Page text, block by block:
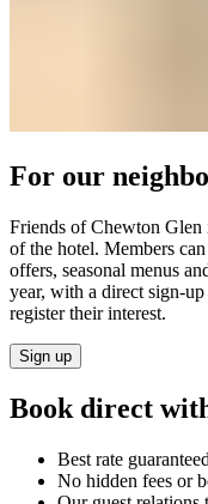
For our neighbours​​​​‌
Friends of Chewton
of the hotel. Members
offers, seasonal menus
year, with a direct sign-
register their interest. ​​​​‌ ‍ ​‍​‍‌‍ ‌ ​‍‌‍‍‌‌‍‌ ‌‍‍‌‌‍ ‍​‍​‍​ ‍‍​‍​‍‌ ​ ‌‍​‌‌‍ ‍‌‍‍‌‌ ‌​‌ ‍‌​‍ ‍‌‍‍‌‌‍ ​‍​‍​‍ ​​‍​‍‌‍‍​‌ ​‍‌‍‌‌‌‍‌‍​‍​‍​ ‍‍​‍​‍‌‍‍​‌ ‌​‌ ‌​‌ ​​‌ ​ ​ ‍‍​‍ ​‍ ‌‍ ​​‍ ‌‌‍​‌‌‍ ‍‌‍‌​​‍ ‌‌ ​‍​‍ ‌‌‍‍​‌‍ ‌ ‌​‌‍‌‌‌‍ ​‌ ​ ​‍ ‌‌ ​ ‌ ‌​‌ ‌‌‌‍‌​‌‍‍‌‌‍ ​‍ ‍‌ ‌‍‌‍‌‌‌ ​‍‌‍​ ‌‍‌‌‌‍ ​​‍ ‍‌‍​‌‌ ​​‌ ​​​‍ ‌‍‍‌‌‍ ‍‌ ‌​‌‍‌‌‌‍ ‍‌ ‌​​‍ ‌‍‌‌‌‍‌​‌‍‍‌‌ ‌​​‍ ‌‍ ‌‌‍ ‌‍‌​‌‍‌‌​ ‌‌ ​​‌ ​‍‌‍‌‌‌ ​ ‌‍‌‌‌‍ ‍‌ ‌​‌‍​‌‌ ‌​‌‍‍‌‌‍ ‌‍ ‍​ ‍ ‌‍‍‌‌‍‌​​ ‌​ ‍‌​ ​‌​ ‌‍​ ‌‍​ ‍‌‌‍‌​‌‍​‌​ ​​​‍ ‌​ ‌‍‌‍​ ‌‍​ ‌‍​ ​‍ ‌​ ‌​​ ‍‌​ ‌​​ ‌‍​‍ ‌‌‍​‌​ ​‍​ ‌ ​ ‌​​‍ ‌‌‍​‌‌‍​ ‌‍​‍​ ‍‌‌‍​‍​ ​ ‌‍‌‌‌‍​ ​ ​ ‌‍‌​​ ‌ ‌‍​ ​ ‍ ‌ ‌​‌ ‍‌‌ ​​‌‍‌‌​ ‌‌‍‍​‌‍ ‌ ‌​‌‍‌‌‌‍ ​‌‌​ ‌‍‍‌‌ ‌​‌‍‌‌‌‌​​‌‍​‌‌‍‌ ‌‍‌‌​ ‍ ‌ ​​‌‍​‌‌ ‌​‌‍‍​​ ‌‌ ​​‌‍​‌‌‍‌ ‌‍‌‌‌​​‍‌ ‌‌‌‍‍‌‌‍ ​‌‍‌​‌‍‌‌‌ ​‍​‍‌‌​ ‌‌‌​​‍‌‌ ‌‍‍ ‌‍‌‌‌ ‍‌​‍‌‌​ ​ ‌​‌​​‍‌‌​ ​ ‌​‌​​‍‌‌​ ​‍​ ​‍​ ​​​ ‍‌​ ‍​​ ​‌‌‍‌‍‌‍​‍​ ‍​​ ‌‌​ ‌‍​ ​‌‌‍‌​​ ​ ​‍‌‌​ ​‍​ ​‍​‍‌‌​ ‌‌‌​‌​​‍ ‍‌‍​‍‌‍ ‌‍‌​‌ ‍‌​ ‌‍​‍‌‍​‌‌ ​ ‌‍‌‌‌‌‌‌‌ ​‍‌‍ ​​ ‌‌‍‍​‌ ‌​‌ ‌​‌ ​​‌ ​ ​‍‌‌​ ​ ‌​​‌​‍‌‌​ ​‍‌​‌‍​‍‌‌​ ​‍‌​‌‍‌‍ ​​‍ ‌‌‍​‌‌‍ ‍‌‍‌​​‍ ‌‌ ​‍​‍ ‌‌‍‍​‌‍ ‌ ‌​‌‍‌‌‌‍ ​‌ ​ ​‍ ‌‌ ​ ‌ ‌​‌ ‌‌‌‍‌​‌‍‍‌‌‍ ​‍ ‍‌ ‌‍‌‍‌‌‌ ​‍‌‍​ ‌‍‌‌‌‍ ​​‍ ‍‌‍​‌‌ ​​‌ ​​​‍‌‍‌‍‍‌‌‍‌​​ ‌​ ‍‌​ ​‌​ ‌‍​ ‌‍​ ‍‌‌‍‌​‌‍​‌​ ​​​‍ ‌​ ‌‍‌‍​ ‌‍​ ‌‍​ ​‍ ‌​ ‌​​ ‍‌​ ‌​​ ‌‍​‍ ‌‌‍​‌​ ​‍​ ‌ ​ ‌​​‍ ‌‌‍​‌‌‍​ ‌‍​‍​ ‍‌‌‍​‍​ ​ ‌‍‌‌‌‍​ ​ ​ ‌‍‌​​ ‌ ‌‍​ ​‍‌‍‌ ‌​‌ ‍‌‌ ​​‌‍‌‌​ ‌‌‍‍​‌‍ ‌ ‌​‌‍‌‌‌‍ ​‌‌​ ‌‍‍‌‌ ‌​‌‍‌‌‌‌​​‌‍​‌‌‍‌ ‌‍‌‌​‍‌‍‌ ​​‌‍​‌‌ ‌​‌‍‍​​ ‌‌ ​​‌‍​‌‌‍‌ ‌‍‌‌‌​​‍‌ ‌‌‌‍‍‌‌‍ ​‌‍‌​‌‍‌‌‌ ​‍​‍‌‌​ ‌‌‌​​‍‌‌ ‌‍‍ ‌‍‌‌‌ ‍‌​‍‌‌​ ​ ‌​‌​​‍‌‌​ ​ ‌​‌​​‍‌‌​ ​‍​ ​‍​ ​​​ ‍‌​ ‍​​ ​‌‌‍‌‍‌‍​‍​ ‍​​ ‌‌​ ‌‍​ ​‌‌‍‌​​ ​ ​‍‌‌​ ​‍​ ​‍​‍‌‌​ ‌‌‌​‌​​‍ ‍‌‍​‍‌‍ ‌‍‌​‌ ‍‌​‍‌‍‌ ​​‌‍‌‌‌ ​‍‌ ​ ‌ ​​‌‍‌‌‌‍​ ‌ ‌​‌‍‍‌‌ ‌‍‌‍‌‌​ ‌‌ ​​‌ ‌‌‌‍​‍‌‍ ​‌‍‍‌‌ ​ ‌‍‍​‌‍‌‌‌‍‌​​‍​‍‌ ‌
Sign up​​​​‌ ‍ ​‍​‍‌‍ ‌ ​‍‌‍‍‌‌‍‌ ‌‍‍‌‌‍ ‍​‍​‍​ ‍‍​‍​‍‌ ​ ‌‍​‌‌‍ ‍‌‍‍‌‌ ‌​‌ ‍‌​‍ ‍‌‍‍‌‌‍ ​‍​‍​‍ ​​‍​‍‌‍‍​‌ ​‍‌‍‌‌‌‍‌‍​‍​‍​ ‍‍​‍​‍‌‍‍​‌ ‌​‌ ‌​‌ ​​‌ ​ ​ ‍‍​‍ ​‍ ‌‍ ​​‍ ‌‌‍​‌‌‍ ‍‌‍‌​​‍ ‌‌ ​‍​‍ ‌‌‍‍​‌‍ ‌ ‌​‌‍‌‌‌‍ ​‌ ​ ​‍ ‌‌ ​ ‌ ‌​‌ ‌‌‌‍‌​‌‍‍‌‌‍ ​‍ ‍‌ ‌‍‌‍‌‌‌ ​‍‌‍​ ‌‍‌‌‌‍ ​​‍ ‍‌‍​‌‌ ​​‌ ​​​‍ ‌‍‍‌‌‍ ‍‌ ‌​‌‍‌‌‌‍ ‍‌ ‌​​‍ ‌‍‌‌‌‍‌​‌‍‍‌‌ ‌​​‍ ‌‍ ‌‌‍ ‌‍‌​‌‍‌‌​ ‌‌ ​​‌ ​‍‌‍‌‌‌ ​ ‌‍‌‌‌‍ ‍‌ ‌​‌‍​‌‌ ‌​‌‍‍‌‌‍ ‌‍ ‍​ ‍ ‌‍‍‌‌‍‌​​ ‌​ ‍‌​ ​‌​ ‌‍​ ‌‍​ ‍‌‌‍‌​‌‍​‌​ ​​​‍ ‌​ ‌‍‌‍​ ‌‍​ ‌‍​ ​‍ ‌​ ‌​​ ‍‌​ ‌​​ ‌‍​‍ ‌‌‍​‌​ ​‍​ ‌ ​ ‌​​‍ ‌‌‍​‌‌‍​ ‌‍​‍​ ‍‌‌‍​‍​ ​ ‌‍‌‌‌‍​ ​ ​ ‌‍‌​​ ‌ ‌‍​ ​ ‍ ‌ ‌​‌ ‍‌‌ ​​‌‍‌‌​ ‌‌‍‍​‌‍ ‌ ‌​‌‍‌‌‌‍ ​‌‌​ ‌‍‍‌‌ ‌​‌‍‌‌‌‌​​‌‍​‌‌‍‌ ‌‍‌‌​ ‍ ‌ ​​‌‍​‌‌ ‌​‌‍‍​​ ‌‌ ​​‌‍​‌‌‍‌ ‌‍‌‌‌​​‍‌ ‌‌‌‍‍‌‌‍ ​‌‍‌​‌‍‌‌‌ ​‍​‍‌‌​ ‌‌‌​​‍‌‌ ‌‍‍ ‌‍‌‌‌ ‍‌​‍‌‌​ ​ ‌​‌​​‍‌‌​ ​ ‌​‌​​‍‌‌​ ​‍​ ​‍​ ​​​ ‍‌​ ‍​​ ​‌‌‍‌‍‌‍​‍​ ‍​​ ‌‌​ ‌‍​ ​‌‌‍‌​​ ​ ​‍‌‌​ ​‍​ ​‍​‍‌‌​ ‌‌‌​‌​​‍ ‍‌ ​ ‌‍‌‌‌‍​ ‌‍ ‌‍ ‍‌‍‌​‌‍​‌‌ ​‍‌ ‍‌‌​​ ‌ ‌​‌‍​‌​‍ ‍‌‍ ​‌‍​‌‌‍​‍‌‍‌‌‌‍ ​​ ‌‍​‍‌‍​‌‌ ​ ‌‍‌‌‌‌‌‌‌ ​‍‌‍ ​​ ‌‌‍‍​‌ ‌​‌ ‌​‌ ​​‌ ​ ​‍‌‌​ ​ ‌​​‌​‍‌‌​ ​‍‌​‌‍​‍‌‌​ ​‍‌​‌‍‌‍ ​​‍ ‌‌‍​‌‌‍ ‍‌‍‌​​‍ ‌‌ ​‍​‍ ‌‌‍‍​‌‍ ‌ ‌​‌‍‌‌‌‍ ​‌ ​ ​‍ ‌‌ ​ ‌ ‌​‌ ‌‌‌‍‌​‌‍‍‌‌‍ ​‍ ‍‌ ‌‍‌‍‌‌‌ ​‍‌‍​ ‌‍‌‌‌‍ ​​‍ ‍‌‍​‌‌ ​​‌ ​​​‍‌‍‌‍‍‌‌‍‌​​ ‌​ ‍‌​ ​‌​ ‌‍​ ‌‍​ ‍‌‌‍‌​‌‍​‌​ ​​​‍ ‌​ ‌‍‌‍​ ‌‍​ ‌‍​ ​‍ ‌​ ‌​​ ‍‌​ ‌​​ ‌‍​‍ ‌‌‍​‌​ ​‍​ ‌ ​ ‌​​‍ ‌‌‍​‌‌‍​ ‌‍​‍​ ‍‌‌‍​‍​ ​ ‌‍‌‌‌‍​ ​ ​ ‌‍‌​​ ‌ ‌‍​ ​‍‌‍‌ ‌​‌ ‍‌‌ ​​‌‍‌‌​ ‌‌‍‍​‌‍ ‌ ‌​‌‍‌‌‌‍ ​‌‌​ ‌‍‍‌‌ ‌​‌‍‌‌‌‌​​‌‍​‌‌‍‌ ‌‍‌‌​‍‌‍‌ ​​‌‍​‌‌ ‌​‌‍‍​​ ‌‌ ​​‌‍​‌‌‍‌ ‌‍‌‌‌​​‍‌ ‌‌‌‍‍‌‌‍ ​‌‍‌​‌‍‌‌‌ ​‍​‍‌‌​ ‌‌‌​​‍‌‌ ‌‍‍ ‌‍‌‌‌ ‍‌​‍‌‌​ ​ ‌​‌​​‍‌‌​ ​ ‌​‌​​‍‌‌​ ​‍​ ​‍​ ​​​ ‍‌​ ‍​​ ​‌‌‍‌‍‌‍​‍​ ‍​​ ‌‌​ ‌‍​ ​‌‌‍‌​​ ​ ​‍‌‌​ ​‍​ ​‍​‍‌‌​ ‌‌‌​‌​​‍ ‍‌ ​ ‌‍‌‌‌‍​ ‌‍ ‌‍ ‍‌‍‌​‌‍​‌‌ ​‍‌ ‍‌‌​​ ‌ ‌​‌‍​‌​‍ ‍‌‍ ​‌‍​‌‌‍​‍‌‍‌‌‌‍ ​​‍‌‍‌ ​​‌‍‌‌‌ ​‍‌ ​ ‌ ​​‌‍‌‌‌‍​ ‌ ‌​‌‍‍‌‌ ‌‍‌‍‌‌​ ‌‌ ​​‌ ‌‌‌‍​‍‌‍ ​‌‍‍‌‌ ​ ‌‍‍​‌‍‌‌‌‍‌​​‍​‍‌ ‌
Book direct with Chewton Glen​​​​‌
Best rate guaranteed​​​​‌ ‍ ​‍​‍‌‍ ‌ ​‍‌‍‍‌‌‍‌ ‌‍‍‌‌‍ ‍​‍​‍​ ‍‍​‍​‍‌ ​ ‌‍​‌‌‍ ‍‌‍‍‌‌ ‌​‌ ‍‌​‍ ‍‌‍‍‌‌‍ ​‍​‍​‍ ​​‍​‍‌‍‍​‌ ​‍‌‍‌‌‌‍‌‍​‍​‍​ ‍‍​‍​‍‌‍‍​‌ ‌​‌ ‌​‌ ​​‌ ​ ​ ‍‍​‍ ​‍ ‌‍ ​​‍ ‌‌‍​‌‌‍ ‍‌‍‌​​‍ ‌‌ ​‍​‍ ‌‌‍‍​‌‍ ‌ ‌​‌‍‌‌‌‍ ​‌ ​ ​‍ ‌‌ ​ ‌ ‌​‌ ‌‌‌‍‌​‌‍‍‌‌‍ ​‍ ‍‌ ‌‍‌‍‌‌‌ ​‍‌‍​ ‌‍‌‌‌‍ ​​‍ ‍‌‍​‌‌ ​​‌ ​​​‍ ‌‍‍‌‌‍ ‍‌ ‌​‌‍‌‌‌‍ ‍‌ ‌​​‍ ‌‍‌‌‌‍‌​‌‍‍‌‌ ‌​​‍ ‌‍ ‌‌‍ ‌‍‌​‌‍‌‌​ ‌‌ ​​‌ ​‍‌‍‌‌‌ ​ ‌‍‌‌‌‍ ‍‌ ‌​‌‍​‌‌ ‌​‌‍‍‌‌‍ ‌‍ ‍​ ‍ ‌‍‍‌‌‍‌​​ ‌​ ‍‌​ ​‌​ ‌‍​ ‌‍​ ‍‌‌‍‌​‌‍​‌​ ​​​‍ ‌​ ‌‍‌‍​ ‌‍​ ‌‍​ ​‍ ‌​ ‌​​ ‍‌​ ‌​​ ‌‍​‍ ‌‌‍​‌​ ​‍​ ‌ ​ ‌​​‍ ‌‌‍​‌‌‍​ ‌‍​‍​ ‍‌‌‍​‍​ ​ ‌‍‌‌‌‍​ ​ ​ ‌‍‌​​ ‌ ‌‍​ ​ ‍ ‌ ‌​‌ ‍‌‌ ​​‌‍‌‌​ ‌‌‍‍​‌‍ ‌ ‌​‌‍‌‌‌‍ ​‌‌​ ‌‍‍‌‌ ‌​‌‍‌‌‌‌​​‌‍​‌‌‍‌ ‌‍‌‌​ ‍ ‌ ​​‌‍​‌‌ ‌​‌‍‍​​ ‌‌ ​​‌‍​‌‌‍‌ ‌‍‌‌‌​​‍‌ ‌‌‌‍‍‌‌‍ ​‌‍‌​‌‍‌‌‌ ​‍​‍‌‌​ ‌‌‌​​‍‌‌ ‌‍‍ ‌‍‌‌‌ ‍‌​‍‌‌​ ​ ‌​‌​​‍‌‌​ ​ ‌​‌​​‍‌‌​ ​‍​ ​‍‌‍​‍​ ‍‌‌‍‌‍‌‍​‍‌‍‌‍​ ​‌​ ‍‌​ ‌​​ ​‌​ ‍‌​ ‌​‌‍​‍​‍‌‌​ ​‍​ ​‍​‍‌‌​ ‌‌‌​‌​​‍ ‍‌‍​‍‌‍ ‌‍‌​‌ ‍‌​‍‌‌​ ‌‌‌​​‍‌‌ ‌‍‍ ‌‍‌‌‌ ‍‌​‍‌‌​ ​ ‌​‌​​‍‌‌​ ​ ‌​‌​​‍‌‌​ ​‍​ ​‍‌‍‌‍​ ​‌​ ​‍​ ‌‍​ ​‍​ ​‌​ ‍​‌‍‌‍​ ​ ​ ‌​​ ‌ ‌‍​ ​‍‌‌​ ​‍​ ​‍​‍‌‌​ ‌‌‌​‌​​‍ ‍‌‍​ ‌‍‍​‌‍‍‌‌‍ ​‌‍‌​‌ ​‍‌‍‌‌‌‍ ‍​‍‌‌​ ‌‌‌​​‍‌‌ ‌‍‍ ‌‍‌‌‌ ‍‌​‍‌‌​ ​ ‌​‌​​‍‌‌​ ​ ‌​‌​​‍‌‌​ ​‍​ ​‍​ ​​​ ‍​​ ‍‌​ ​​​ ​‌‌‍​ ​ ​​​ ‌‌​ ​‍​ ‌​‌‍​ ​ ​‌​‍‌‌​ ​‍​ ​‍​‍‌‌​ ‌‌‌​‌​​‍ ‍‌ ‌​‌‍‌‌‌ ‍​‌ ‌​​ ‌‍​‍‌‍​‌‌ ​ ‌‍‌‌‌‌‌‌‌ ​‍‌‍ ​​ ‌‌‍‍​‌ ‌​‌ ‌​‌ ​​‌ ​ ​‍‌‌​ ​ ‌​​‌​‍‌‌​ ​‍‌​‌‍​‍‌‌​ ​‍‌​‌‍‌‍ ​​‍ ‌‌‍​‌‌‍ ‍‌‍‌​​‍ ‌‌ ​‍​‍ ‌‌‍‍​‌‍ ‌ ‌​‌‍‌‌‌‍ ​‌ ​ ​‍ ‌‌ ​ ‌ ‌​‌ ‌‌‌‍‌​‌‍‍‌‌‍ ​‍ ‍‌ ‌‍‌‍‌‌‌ ​‍‌‍​ ‌‍‌‌‌‍ ​​‍ ‍‌‍​‌‌ ​​‌ ​​​‍‌‍‌‍‍‌‌‍‌​​ ‌​ ‍‌​ ​‌​ ‌‍​ ‌‍​ ‍‌‌‍‌​‌‍​‌​ ​​​‍ ‌​ ‌‍‌‍​ ‌‍​ ‌‍​ ​‍ ‌​ ‌​​ ‍‌​ ‌​​ ‌‍​‍ ‌‌‍​‌​ ​‍​ ‌ ​ ‌​​‍ ‌‌‍​‌‌‍​ ‌‍​‍​ ‍‌‌‍​‍​ ​ ‌‍‌‌‌‍​ ​ ​ ‌‍‌​​ ‌ ‌‍​ ​‍‌‍‌ ‌​‌ ‍‌‌ ​​‌‍‌‌​ ‌‌‍‍​‌‍ ‌ ‌​‌‍‌‌‌‍ ​‌‌​ ‌‍‍‌‌ ‌​‌‍‌‌‌‌​​‌‍​‌‌‍‌ ‌‍‌‌​‍‌‍‌ ​​‌‍​‌‌ ‌​‌‍‍​​ ‌‌ ​​‌‍​‌‌‍‌ ‌‍‌‌‌​​‍‌ ‌‌‌‍‍‌‌‍ ​‌‍‌​‌‍‌‌‌ ​‍​‍‌‌​ ‌‌‌​​‍‌‌ ‌‍‍ ‌‍‌‌‌ ‍‌​‍‌‌​ ​ ‌​‌​​‍‌‌​ ​ ‌​‌​​‍‌‌​ ​‍​ ​‍‌‍​‍​ ‍‌‌‍‌‍‌‍​‍‌‍‌‍​ ​‌​ ‍‌​ ‌​​ ​‌​ ‍‌​ ‌​‌‍​‍​‍‌‌​ ​‍​ ​‍​‍‌‌​ ‌‌‌​‌​​‍ ‍‌‍​‍‌‍ ‌‍‌​‌ ‍‌​‍‌‌​ ‌‌‌​​‍‌‌ ‌‍‍ ‌‍‌‌‌ ‍‌​‍‌‌​ ​ ‌​‌​​‍‌‌​ ​ ‌​‌​​‍‌‌​ ​‍​ ​‍‌‍‌‍​ ​‌​ ​‍​ ‌‍​ ​‍​ ​‌​ ‍​‌‍‌‍​ ​ ​ ‌​​ ‌ ‌‍​ ​‍‌‌​ ​‍​ ​‍​‍‌‌​ ‌‌‌​‌​​‍ ‍‌‍​ ‌‍‍​‌‍‍‌‌‍ ​‌‍‌​‌ ​‍‌‍‌‌‌‍ ‍​‍‌‌​ ‌‌‌​​‍‌‌ ‌‍‍ ‌‍‌‌‌ ‍‌​‍‌‌​ ​ ‌​‌​​‍‌‌​ ​ ‌​‌​​‍‌‌​ ​‍​ ​‍​ ​​​ ‍​​ ‍‌​ ​​​ ​‌‌‍​ ​ ​​​ ‌‌​ ​‍​ ‌​‌‍​ ​ ​‌​‍‌‌​ ​‍​ ​‍​‍‌‌​ ‌‌‌​‌​​‍ ‍‌ ‌​‌‍‌‌‌ ‍​‌ ‌​​‍‌‍‌ ​​‌‍‌‌‌ ​‍‌ ​ ‌ ​​‌‍‌‌‌‍​ ‌ ‌​‌‍‍‌‌ ‌‍‌‍‌‌​ ‌‌ ​​‌ ‌‌‌‍​‍‌‍ ​‌‍‍‌‌ ​ ‌‍‍​‌‍‌‌‌‍‌​​‍​‍‌ ‌
No hidden fees or booking charges​​​​‌